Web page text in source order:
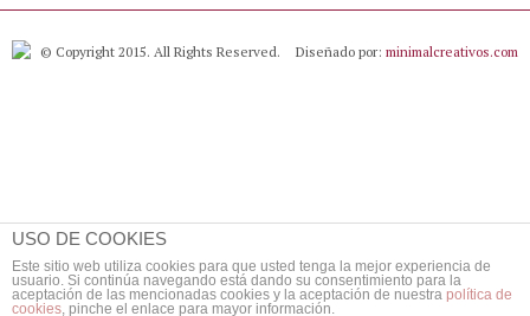
© Copyright 2015. All Rights Reserved. Diseñado por: minimalcreativos.com
USO DE COOKIES
Este sitio web utiliza cookies para que usted tenga la mejor experiencia de
usuario. Si continúa navegando está dando su consentimiento para la
aceptación de las mencionadas cookies y la aceptación de nuestra política de
cookies, pinche el enlace para mayor información.